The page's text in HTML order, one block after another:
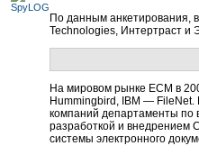
По данным анкетирования,
Technologies, Интертраст и
На мировом рынке ECM в
Hummingbird, IBM — FileNet.
компаний департаменты по
разработкой и внедрением
системы электронного